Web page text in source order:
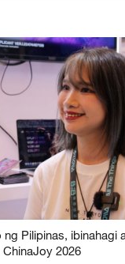
Pilipinas, ibinahagi
2026